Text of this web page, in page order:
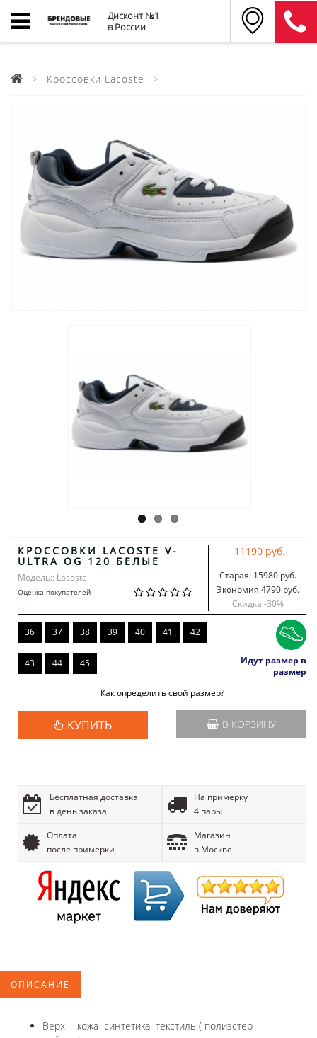
Дисконт №1
в России
Кроссовки Lacoste
КРОССОВКИ LACOSTE V-
ULTRA OG 120 БЕЛЫЕ
Модель:: Lacoste
Оценка покупателей
11190 руб.
Старая:15980 руб.
Экономия 4790 руб.
Скидка -30%
36 37 38 39 40 41 42
43 44 45
Идут размер в
размер
Как определить свой размер?
КУПИТЬ В КОРЗИНУ
Бесплатная доставка
в день заказа
На примерку
4 пары
Оплата
после примерки
Магазин
в Москве
ОПИСАНИЕ
Верх - кожа синтетика текстиль ( полиэстер